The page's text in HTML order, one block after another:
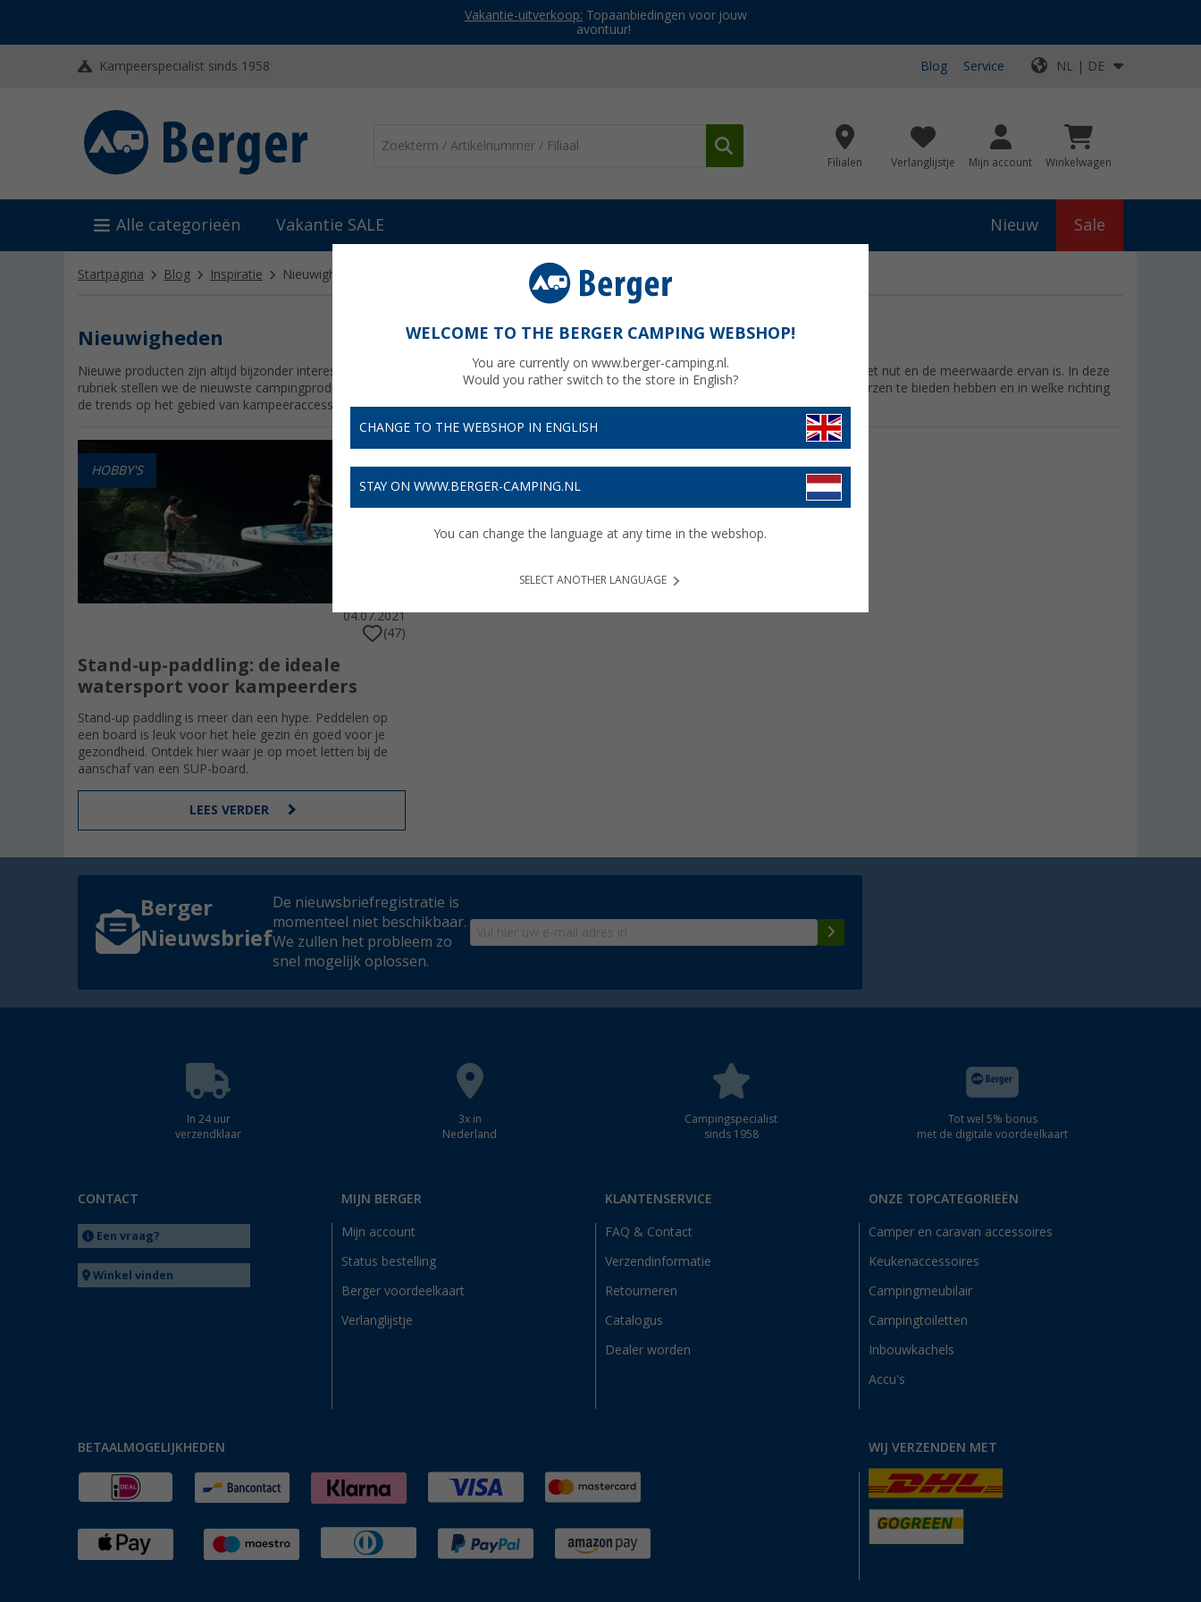
Vakantie-uitverkoop: Topaanbiedingen voor jouw
avontuur!
Kampeerspecialist sinds 1958 Blog Service NL | DE
Filialen Verlanglijstje Mijn account Winkelwagen
Alle categorieën Vakantie SALE Nieuw Sale
Startpagina Blog Inspiratie Nieuwigheden
Nieuwigheden
Nieuwe producten zijn altijd bijzonder interessant. Tegelijkertijd vragen ze soms om wat extra uitleg voordat duidelijk wordt wat precies het nut en de meerwaarde ervan is. In deze
rubriek stellen we de nieuwste campingproducten uit het Berger-assortiment aan je voor. Daarnaast ontdek je wat de grote kampeerbeurzen te bieden hebben en in welke richting
de trends op het gebied van kampeeraccessoires zich ontwikkelen.
HOBBY'S
04.07.2021
(47)
Stand-up-paddling: de ideale
watersport voor kampeerders
Stand-up paddling is meer dan een hype. Peddelen op
een board is leuk voor het hele gezin én goed voor je
gezondheid. Ontdek hier waar je op moet letten bij de
aanschaf van een SUP-board.
LEES VERDER
Berger
Nieuwsbrief
De nieuwsbriefregistratie is
momenteel niet beschikbaar.
We zullen het probleem zo
snel mogelijk oplossen.
In 24 uur
verzendklaar
3x in
Nederland
Campingspecialist
sinds 1958
Tot wel 5% bonus
met de digitale voordeelkaart
CONTACT
Een vraag?
Winkel vinden
MIJN BERGER
Mijn account
Status bestelling
Berger voordeelkaart
Verlanglijstje
KLANTENSERVICE
FAQ & Contact
Verzendinformatie
Retourneren
Catalogus
Dealer worden
ONZE TOPCATEGORIEËN
Camper en caravan accessoires
Keukenaccessoires
Campingmeubilair
Campingtoiletten
Inbouwkachels
Accu's
BETAALMOGELIJKHEDEN WIJ VERZENDEN MET
WELCOME TO THE BERGER CAMPING WEBSHOP!
You are currently on www.berger-camping.nl.
Would you rather switch to the store in English?
CHANGE TO THE WEBSHOP IN ENGLISH
STAY ON WWW.BERGER-CAMPING.NL
You can change the language at any time in the webshop.
SELECT ANOTHER LANGUAGE